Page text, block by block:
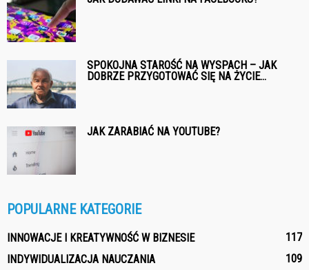
SPOKOJNA STAROŚĆ NA WYSPACH – JAK
DOBRZE PRZYGOTOWAĆ SIĘ NA ŻYCIE...
JAK ZARABIAĆ NA YOUTUBE?
POPULARNE KATEGORIE
INNOWACJE I KREATYWNOŚĆ W BIZNESIE
117
INDYWIDUALIZACJA NAUCZANIA
109